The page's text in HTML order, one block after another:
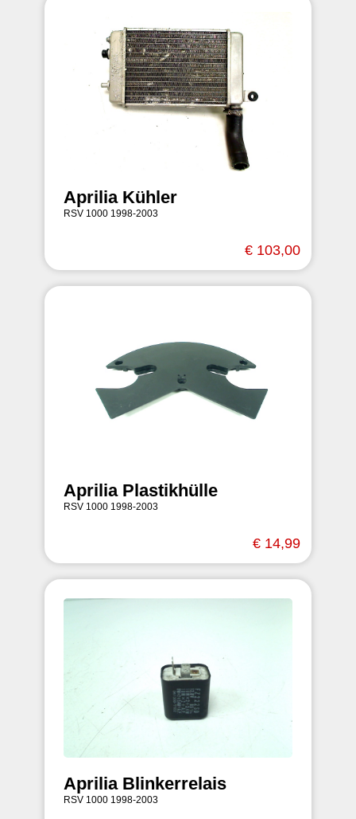
Aprilia Kühler
RSV 1000 1998-2003
€ 103,00
Aprilia Plastikhülle
RSV 1000 1998-2003
€ 14,99
Aprilia Blinkerrelais
RSV 1000 1998-2003